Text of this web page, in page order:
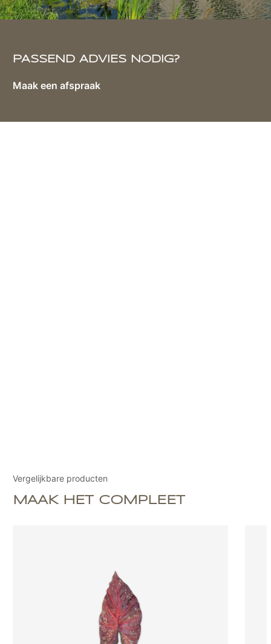
PASSEND ADVIES NODIG?
Maak een afspraak
Vergelijkbare producten
MAAK HET COMPLEET